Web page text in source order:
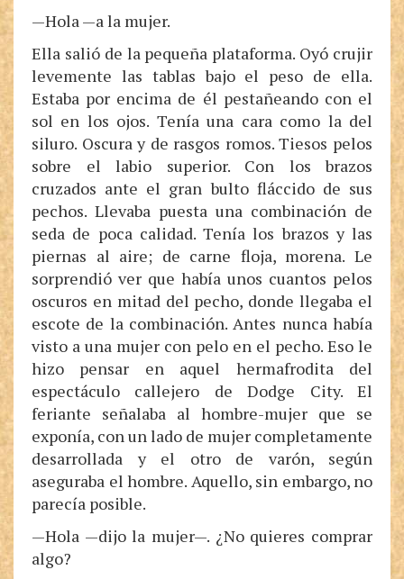
—Hola —a la mujer.
Ella salió de la pequeña plataforma. Oyó crujir
levemente las tablas bajo el peso de ella.
Estaba por encima de él pestañeando con el
sol en los ojos. Tenía una cara como la del
siluro. Oscura y de rasgos romos. Tiesos pelos
sobre el labio superior. Con los brazos
cruzados ante el gran bulto fláccido de sus
pechos. Llevaba puesta una combinación de
seda de poca calidad. Tenía los brazos y las
piernas al aire; de carne floja, morena. Le
sorprendió ver que había unos cuantos pelos
oscuros en mitad del pecho, donde llegaba el
escote de la combinación. Antes nunca había
visto a una mujer con pelo en el pecho. Eso le
hizo pensar en aquel hermafrodita del
espectáculo callejero de Dodge City. El
feriante señalaba al hombre-mujer que se
exponía, con un lado de mujer completamente
desarrollada y el otro de varón, según
aseguraba el hombre. Aquello, sin embargo, no
parecía posible.
—Hola —dijo la mujer—. ¿No quieres comprar
algo?